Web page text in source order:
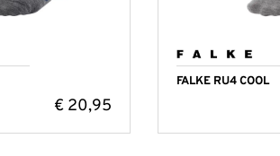
€20,95
FALKE RU4 COOL